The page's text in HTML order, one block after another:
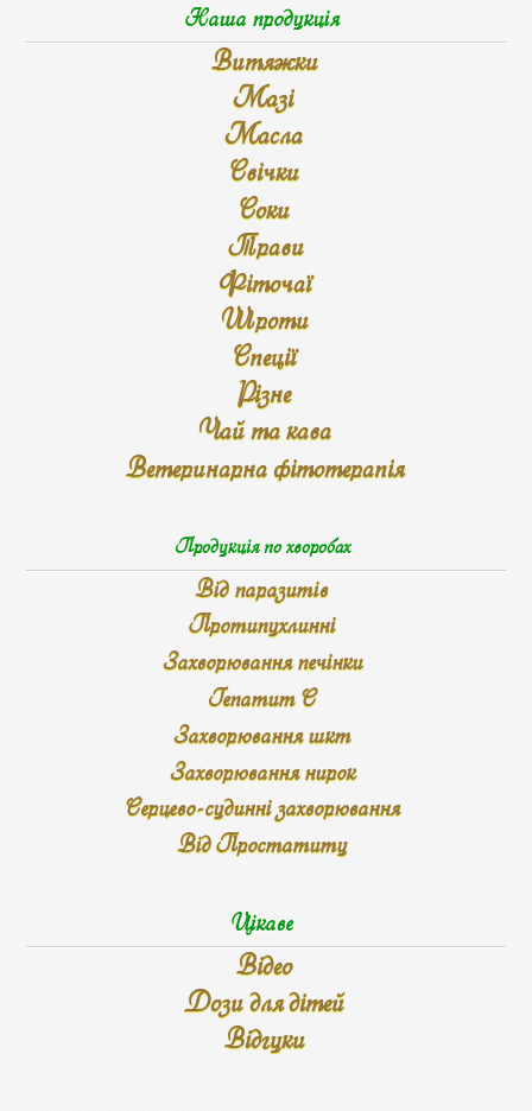
Наша продукція
Витяжки
Мазі
Масла
Свічки
Соки
Трави
Фіточаї
Шроти
Спеції
Різне
Чай та кава
Ветеринарна фітотерапія
Продукція по хворобах
Від паразитів
Протипухлинні
Захворювання печінки
Гепатит С
Захворювання шкт
Захворювання нирок
Серцево-судинні захворювання
Від Простатиту
Цікаве
Відео
Дози для дітей
Відгуки